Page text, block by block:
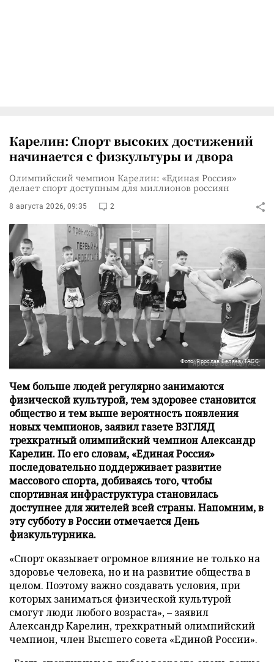
Карелин: Спорт высоких достижений
начинается с физкультуры и двора
Олимпийский чемпион Карелин: «Единая Россия»
делает спорт доступным для миллионов россиян
8 августа 2026, 09:35 2
Фото: Ярослав Беляев/ТАСС
Чем больше людей регулярно занимаются
физической культурой, тем здоровее становится
общество и тем выше вероятность появления
новых чемпионов, заявил газете ВЗГЛЯД
трехкратный олимпийский чемпион Александр
Карелин. По его словам, «Единая Россия»
последовательно поддерживает развитие
массового спорта, добиваясь того, чтобы
спортивная инфраструктура становилась
доступнее для жителей всей страны. Напомним, в
эту субботу в России отмечается День
физкультурника.
«Спорт оказывает огромное влияние не только на
здоровье человека, но и на развитие общества в
целом. Поэтому важно создавать условия, при
которых заниматься физической культурой
смогут люди любого возраста», – заявил
Александр Карелин, трехкратный олимпийский
чемпион, член Высшего совета «Единой России».